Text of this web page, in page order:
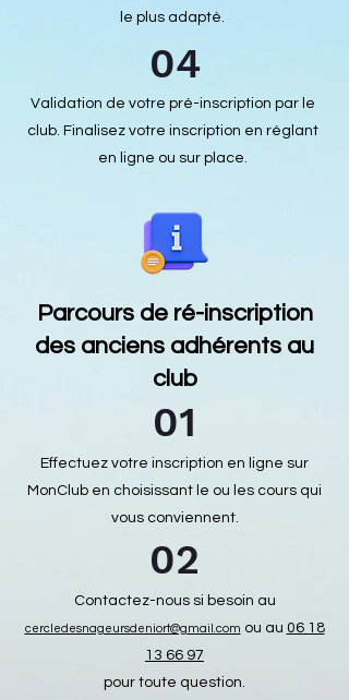
le plus adapté.
04
Validation de votre pré-inscription par le
club. Finalisez votre inscription en réglant
en ligne ou sur place.
Parcours de ré-inscription
des anciens adhérents au
club
01
Effectuez votre inscription en ligne sur
MonClub en choisissant le ou les cours qui
vous conviennent.
02
Contactez-nous si besoin au
cercledesnageursdeniort@gmail.com ou au 06 18
13 66 97
pour toute question.